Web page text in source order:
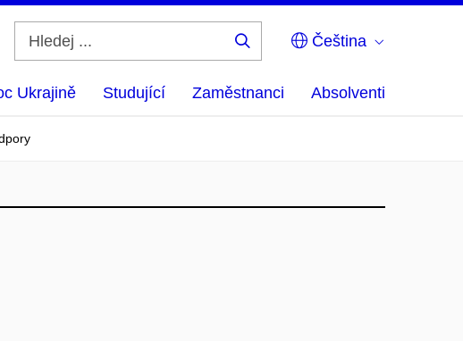
Čeština
Ukrajině Studující Zaměstnanci Absolventi